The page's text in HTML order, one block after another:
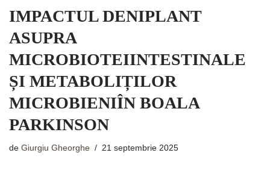
IMPACTUL DENIPLANT
ASUPRA
MICROBIOTEIINTESTINALE
ȘI METABOLIȚILOR
MICROBIENIÎN BOALA
PARKINSON
de Giurgiu Gheorghe 21 septembrie 2025